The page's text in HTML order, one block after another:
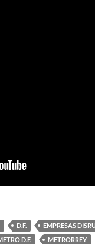
D.F.
EMPRESAS
D.F.
METRORREY